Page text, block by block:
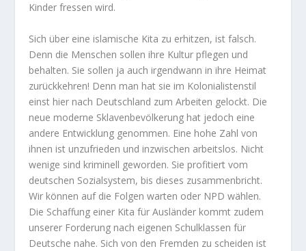
Kinder fressen wird.
Sich über eine islamische Kita zu erhitzen, ist falsch.
Denn die Menschen sollen ihre Kultur pflegen und
behalten. Sie sollen ja auch irgendwann in ihre Heimat
zurückkehren! Denn man hat sie im Kolonialistenstil
einst hier nach Deutschland zum Arbeiten gelockt. Die
neue moderne Sklavenbevölkerung hat jedoch eine
andere Entwicklung genommen. Eine hohe Zahl von
ihnen ist unzufrieden und inzwischen arbeitslos. Nicht
wenige sind kriminell geworden. Sie profitiert vom
deutschen Sozialsystem, bis dieses zusammenbricht.
Wir können auf die Folgen warten oder NPD wählen.
Die Schaffung einer Kita für Ausländer kommt zudem
unserer Forderung nach eigenen Schulklassen für
Deutsche nahe. Sich von den Fremden zu scheiden ist